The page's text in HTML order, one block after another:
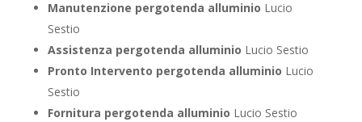
Manutenzione pergotenda alluminio Lucio
Sestio
Assistenza pergotenda alluminio Lucio Sestio
Pronto Intervento pergotenda alluminio Lucio
Sestio
Fornitura pergotenda alluminio Lucio Sestio